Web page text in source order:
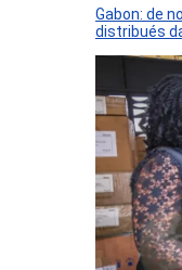
Gabon: de
distribués